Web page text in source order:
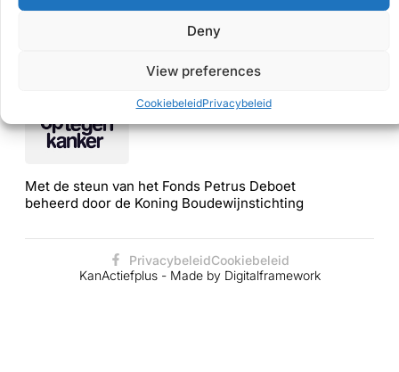
Deny
View preferences
CookiebeleidPrivacybeleid
Met de steun van het Fonds Petrus Deboet
beheerd door de Koning Boudewijnstichting
KanActiefplus - Made by Digitalframework
PrivacybeleidCookiebeleid